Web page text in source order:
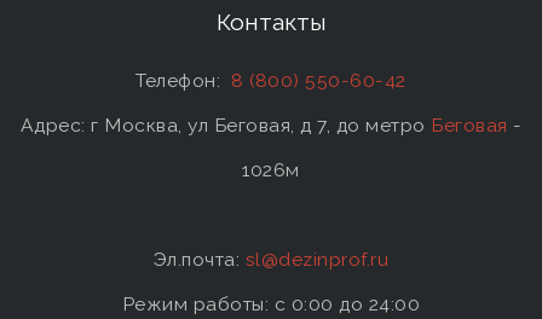
Контакты
Телефон: 8 (800) 550-60-42
Адрес: г Москва, ул Беговая, д 7, до метро Беговая -
1026м
Эл.почта: sl@dezinprof.ru
Режим работы: c 0:00 до 24:00